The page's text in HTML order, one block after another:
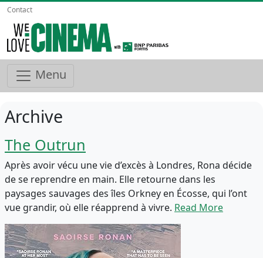
Contact
Menu
Archive
The Outrun
Après avoir vécu une vie d’excès à Londres, Rona décide
de se reprendre en main. Elle retourne dans les
paysages sauvages des îles Orkney en Écosse, qui l’ont
vue grandir, où elle réapprend à vivre. Read More